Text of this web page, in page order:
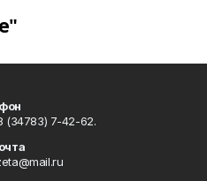
(34783) 7-42-62.